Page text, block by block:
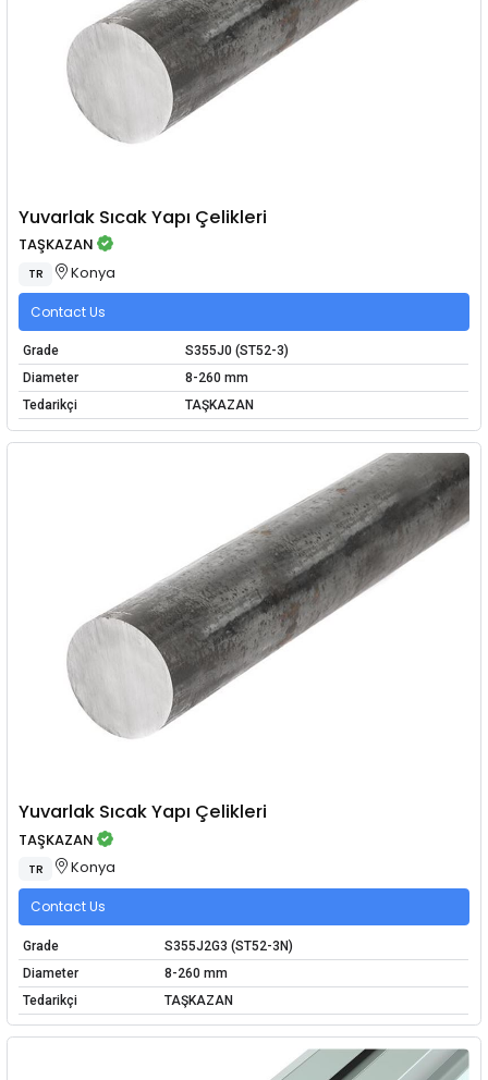
Yuvarlak Sıcak Yapı Çelikleri
TAŞKAZAN
TR Konya
Contact Us
Grade
S355J0 (ST52-3)
Diameter
8-260 mm
Tedarikçi
TAŞKAZAN
Yuvarlak Sıcak Yapı Çelikleri
TAŞKAZAN
TR Konya
Contact Us
Grade
S355J2G3 (ST52-3N)
Diameter
8-260 mm
Tedarikçi
TAŞKAZAN